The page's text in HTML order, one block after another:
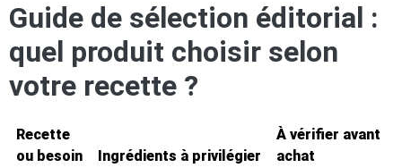
Guide de sélection éditorial :
quel produit choisir selon
votre recette ?
Recette
ou besoin
Ingrédients à privilégier
À vérifier avant
achat